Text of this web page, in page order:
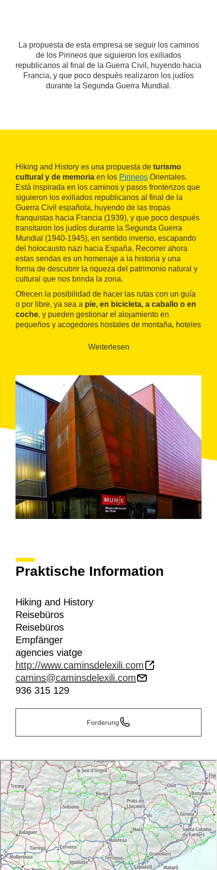
La propuesta de esta empresa se seguir los caminos
de los Pirineos que siguieron los exiliados
republicanos al final de la Guerra Civil, huyendo hacia
Francia, y que poco después realizaron los judíos
durante la Segunda Guerra Mundial.
Hiking and History es una propuesta de turismo
cultural y de memoria en los Pirineos Orientales.
Está inspirada en los caminos y pasos fronterizos que
siguieron los exiliados republicanos al final de la
Guerra Civil española, huyendo de las tropas
franquistas hacia Francia (1939), y que poco después
transitaron los judíos durante la Segunda Guerra
Mundial (1940-1945), en sentido inverso, escapando
del holocausto nazi hacia España. Recorrer ahora
estas sendas es un homenaje a la historia y una
forma de descubrir la riqueza del patrimonio natural y
cultural que nos brinda la zona.
Ofrecen la posibilidad de hacer las rutas con un guía
o por libre, ya sea a pie, en bicicleta, a caballo o en
coche, y pueden gestionar el alojamiento en
pequeños y acogedores hostales de montaña, hoteles
como monumentos nacionales. También recomiendan
territorio.
Weiterlesen
Praktische Information
Hiking and History
Reisebüros
Reisebüros
Empfänger
agencies viatge
http://www.caminsdelexili.com
camins@caminsdelexili.com
936 315 129
Forderung